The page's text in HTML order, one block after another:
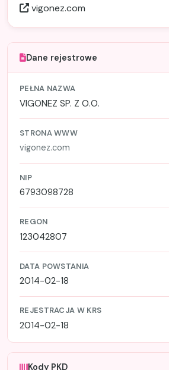
vigonez.com
Dane rejestrowe
PEŁNA NAZWA
VIGONEZ SP. Z O.O.
STRONA WWW
vigonez.com
NIP
6793098728
REGON
123042807
DATA POWSTANIA
2014-02-18
REJESTRACJA W KRS
2014-02-18
Kody PKD